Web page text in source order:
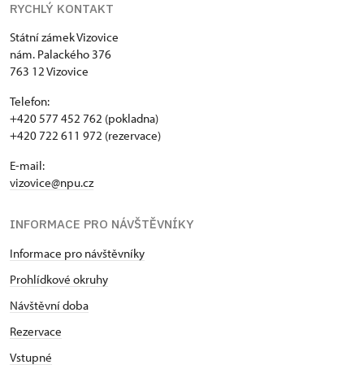
RYCHLÝ KONTAKT
Státní zámek Vizovice
nám. Palackého 376
763 12 Vizovice
Telefon:
+420 577 452 762 (pokladna)
+420 722 611 972 (rezervace)
E-mail:
vizovice@npu.cz
INFORMACE PRO NÁVŠTĚVNÍKY
Informace pro návštěvníky
Prohlídkové okruhy
Návštěvní doba
Rezervace
Vstupné